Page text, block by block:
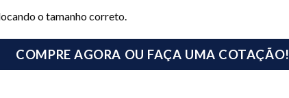
o tamanho correto.
COMPRE AGORA OU FAÇA UMA COTAÇÃO!